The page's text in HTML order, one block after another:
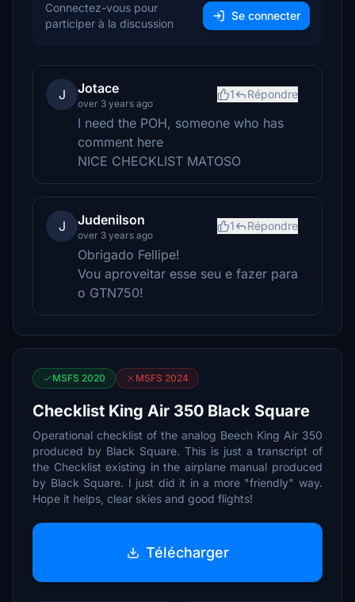
Connectez-vous pour
participer à la discussion
Se connecter
J Jotace
over 3 years ago
1 Répondre
I need the POH, someone who has
comment here
NICE CHECKLIST MATOSO
J Judenilson
over 3 years ago
1 Répondre
Obrigado Fellipe!
Vou aproveitar esse seu e fazer para
o GTN750!
MSFS 2020 MSFS 2024
Checklist King Air 350 Black Square
Operational checklist of the analog Beech King Air 350
produced by Black Square. This is just a transcript of
the Checklist existing in the airplane manual produced
by Black Square. I just did it in a more "friendly" way.
Hope it helps, clear skies and good flights!
Télécharger